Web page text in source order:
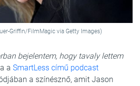
Griffin/FilmMagic via Getty Images)
bejelentem, hogy tavaly lettem
a SmartLess című podcast
a színésznő, amit Jason